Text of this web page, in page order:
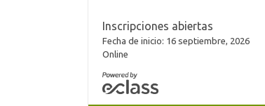
Inscripciones abiertas
Fecha de inicio: 16 septiembre, 2026
Online